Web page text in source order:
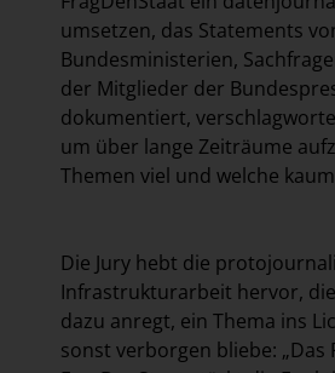
umsetzen, das Statements
Bundesministerien,
der Mitglieder der
dokumentiert,
um über lange Zeiträume
Themen viel und welche
Die Jury hebt die
Infrastrukturarbeit hervor,
dazu anregt, ein Thema ins
sonst verborgen bliebe: „Das